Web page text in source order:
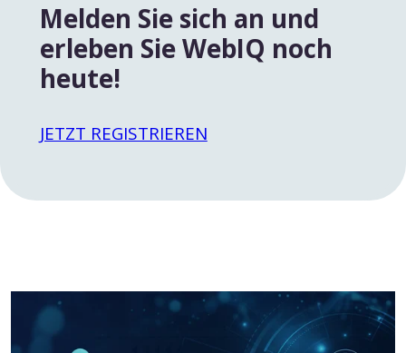
Melden Sie sich an und
erleben Sie WebIQ noch
heute!
JETZT REGISTRIEREN